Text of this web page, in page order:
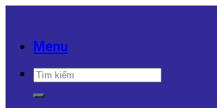
contentMenu